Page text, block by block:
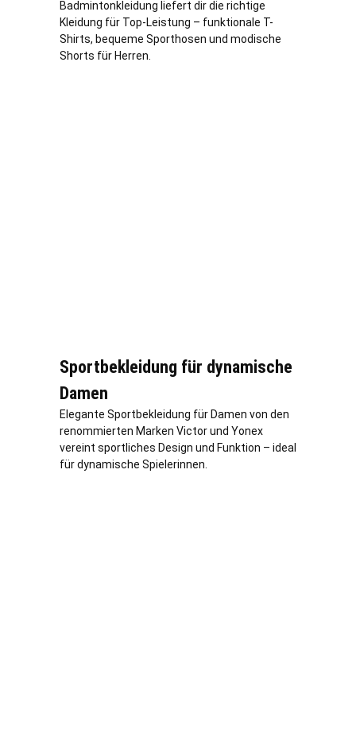
Badmintonkleidung liefert dir die richtige
Kleidung für Top-Leistung – funktionale T-
Shirts, bequeme Sporthosen und modische
Shorts für Herren.
Sportbekleidung für dynamische
Damen
Elegante Sportbekleidung für Damen von den
renommierten Marken Victor und Yonex
vereint sportliches Design und Funktion – ideal
für dynamische Spielerinnen.